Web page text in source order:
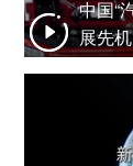
中国“
展先机